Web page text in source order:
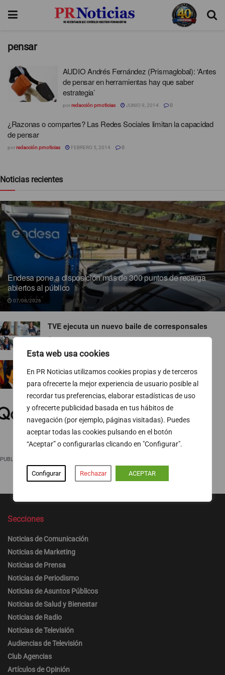
Esta web usa cookies
En PR Noticias utilizamos cookies propias y de terceros
para ofrecerte la mejor experiencia de usuario posible al
recordar tus preferencias, elaborar estadísticas de uso
y ofrecerte publicidad basada en tus hábitos de
navegación (por ejemplo, páginas visitadas). Puedes
aceptar todas las cookies pulsando en el botón
“Aceptar” o configurarlas clicando en "Configurar".
Configurar Rechazar ACEPTAR
pensar
AUDIO Andrés Fernández (Prismaglobal): ‘Antes
de pensar en herramientas hay que saber
estrategia’
porredacción prnoticias JUNIO 9, 2014 0
¿Razonas o compartes? Las Redes Sociales limitan la capacidad
de pensar
porredacción prnoticias FEBRERO 5, 2014 0
Noticias recientes
Endesa pone a disposición más de 300 puntos de recarga
abiertos al público
07/08/2026
TVE ejecuta un nuevo baile de corresponsales
07/08/2026
El 74 % de las pymes europeas gestiona sus
finanzas fuera del horario laboral
PUBLICIDAD
Secciones
Noticias de Comunicación
Noticias de Marketing
Noticias de Prensa
Noticias de Periodismo
Noticias de Asuntos Públicos
Noticias de Salud y Bienestar
Noticias de Radio
Noticias de Televisión
Audiencias de Televisión
Club Agencias
Artículos de Opinión